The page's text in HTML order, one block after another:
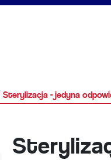
Sterylizacja - jedyna